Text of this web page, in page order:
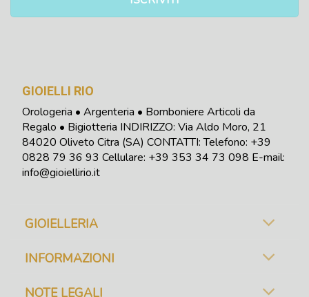
GIOIELLI RIO
Orologeria • Argenteria • Bomboniere Articoli da
Regalo • Bigiotteria INDIRIZZO: Via Aldo Moro, 21
84020 Oliveto Citra (SA) CONTATTI: Telefono: +39
0828 79 36 93 Cellulare: +39 353 34 73 098 E-mail:
info@gioiellirio.it
GIOIELLERIA
INFORMAZIONI
NOTE LEGALI